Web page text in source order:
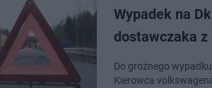
Wypadek na
dostawczaka z
Do groźnego
Kierowca